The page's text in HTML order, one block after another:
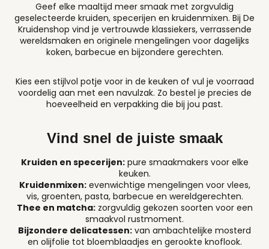
Geef elke maaltijd meer smaak met zorgvuldig
geselecteerde kruiden, specerijen en kruidenmixen. Bij De
Kruidenshop vind je vertrouwde klassiekers, verrassende
wereldsmaken en originele mengelingen voor dagelijks
koken, barbecue en bijzondere gerechten.
Kies een stijlvol potje voor in de keuken of vul je voorraad
voordelig aan met een navulzak. Zo bestel je precies de
hoeveelheid en verpakking die bij jou past.
Vind snel de juiste smaak
Kruiden en specerijen:pure smaakmakers voor elke
keuken.
Kruidenmixen:evenwichtige mengelingen voor vlees,
vis, groenten, pasta, barbecue en wereldgerechten.
Thee en matcha:zorgvuldig gekozen soorten voor een
smaakvol rustmoment.
Bijzondere delicatessen: van ambachtelijke mosterd
en olijfolie tot bloemblaadjes en gerookte knoflook.